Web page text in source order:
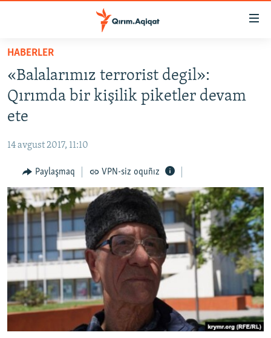
Esas
qaytmaq
Baş
navigatsiyağa
qaytmaq
Qıdıruvğa
qaytmaq
HABERLER
İQTİSADİYAT
MEDENİYET
İNSAN AQLARI
VİDEO
SÜRET
BLOGLAR
FİKİR
Русский
Українською
HABERLER
«Balalarımız terrorist degil»:
Qırımda bir kişilik piketler devam
ete
14 avgust 2017, 11:10
Paylaşmaq VPN-siz oquñız